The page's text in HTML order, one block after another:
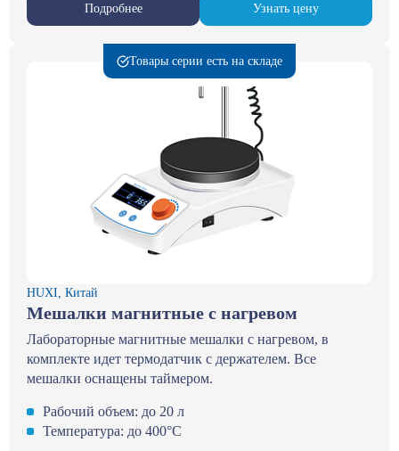
Подробнее Узнать цену
Товары серии есть на складе
HUXI, Китай
Мешалки магнитные с нагревом
Лабораторные магнитные мешалки с нагревом, в
комплекте идет термодатчик с держателем. Все
мешалки оснащены таймером.
Рабочий объем: до 20 л
Температура: до 400°С